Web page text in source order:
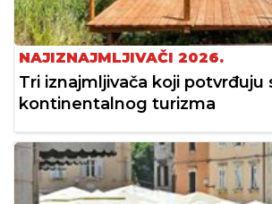
NAJIZNAJMLJIVAČI 2026.
Tri iznajmljivača koji potvrđuju
kontinentalnog turizma